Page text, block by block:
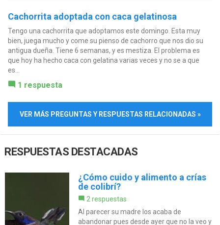
Cachorrita adoptada con caca gelatinosa
Tengo una cachorrita que adoptamos este domingo. Esta muy
bien, juega mucho y come su pienso de cachorro que nos dio su
antigua dueña. Tiene 6 semanas, y es mestiza. El problema es
que hoy ha hecho caca con gelatina varias veces y no se a que
es...
1 respuesta
VER MÁS PREGUNTAS Y RESPUESTAS RELACIONADAS »
RESPUESTAS DESTACADAS
¿Cómo cuido y alimento a crías
de colibrí?
2 respuestas
Al parecer su madre los acaba de
abandonar pues desde ayer que no la veo y